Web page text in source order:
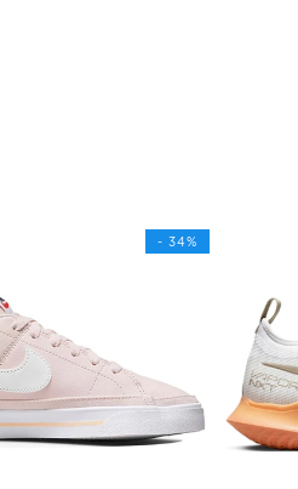
- 34%